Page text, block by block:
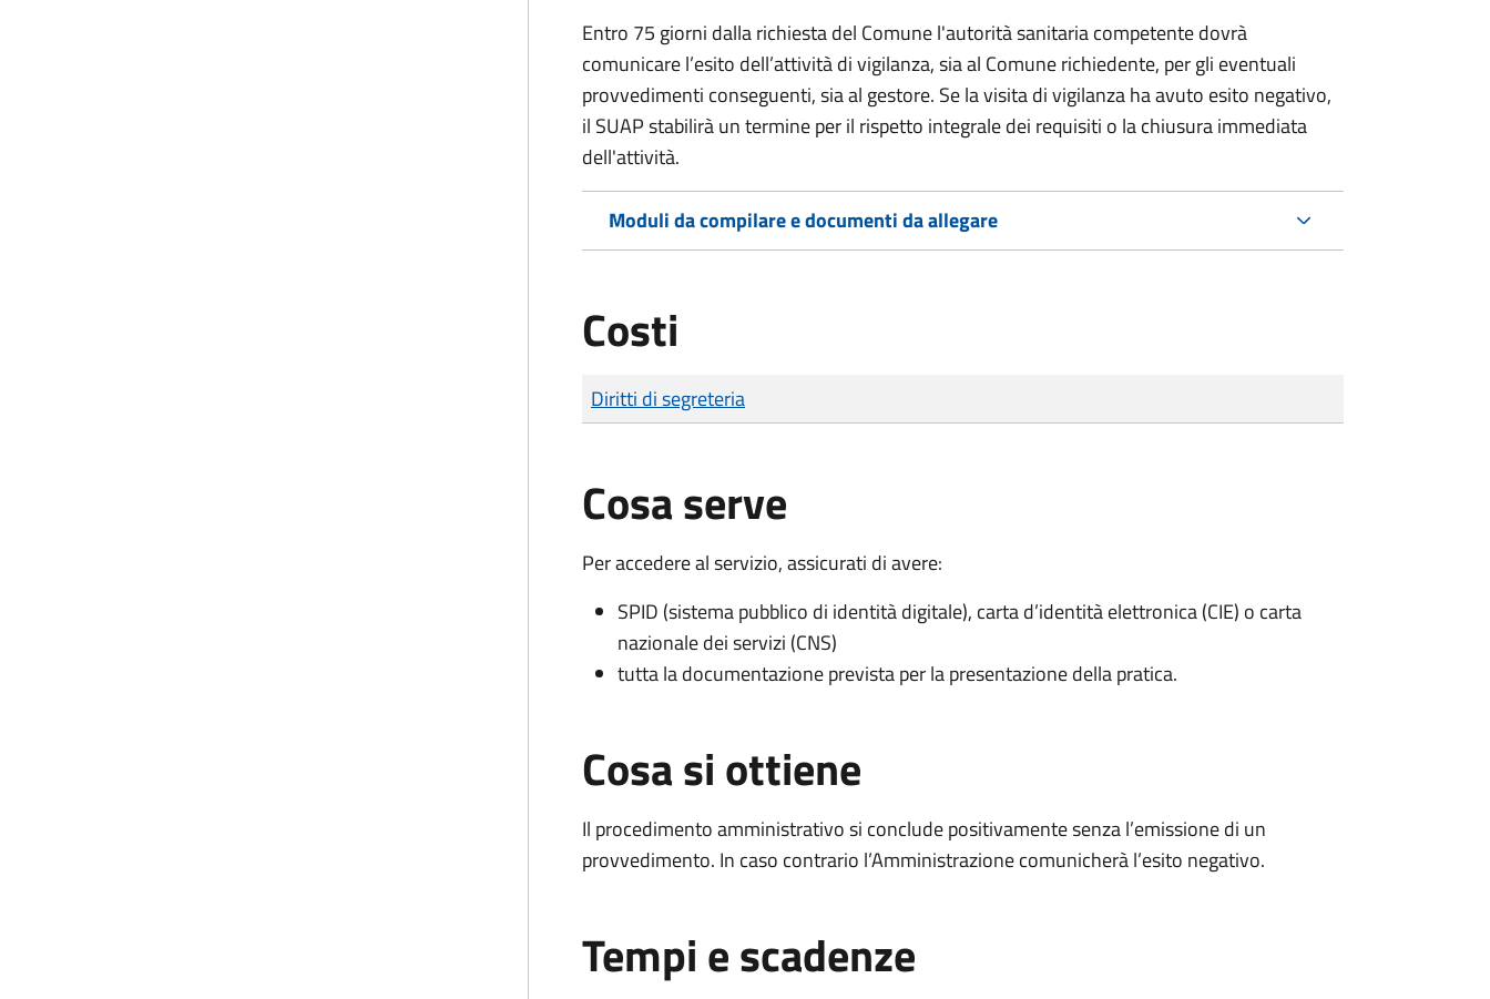
Entro 75 giorni dalla richiesta del Comunel'autorità sanitaria competentedovrà
comunicare l’esito dell’attività di vigilanza, sia al Comune richiedente, per gli eventuali
provvedimenti conseguenti, sia al gestore. Se la visita di vigilanza ha avuto esito negativo,
il SUAP stabilirà un termine per il rispetto integrale dei requisiti o la chiusura immediata
dell'attività.
Moduli da compilare e documenti da allegare
Costi
Tipo di pagamento
Importo
Diritti di segreteria
Cosa serve
Per accedere al servizio, assicurati di avere:
SPID (sistema pubblico di identità digitale), carta d’identità elettronica (CIE) o carta
nazionale dei servizi (CNS)
tutta la documentazione prevista per la presentazione della pratica.
Cosa si ottiene
Il procedimento amministrativo si conclude positivamente senza l’emissione di un
provvedimento. In caso contrario l’Amministrazione comunicherà l’esito negativo.
Tempi e scadenze